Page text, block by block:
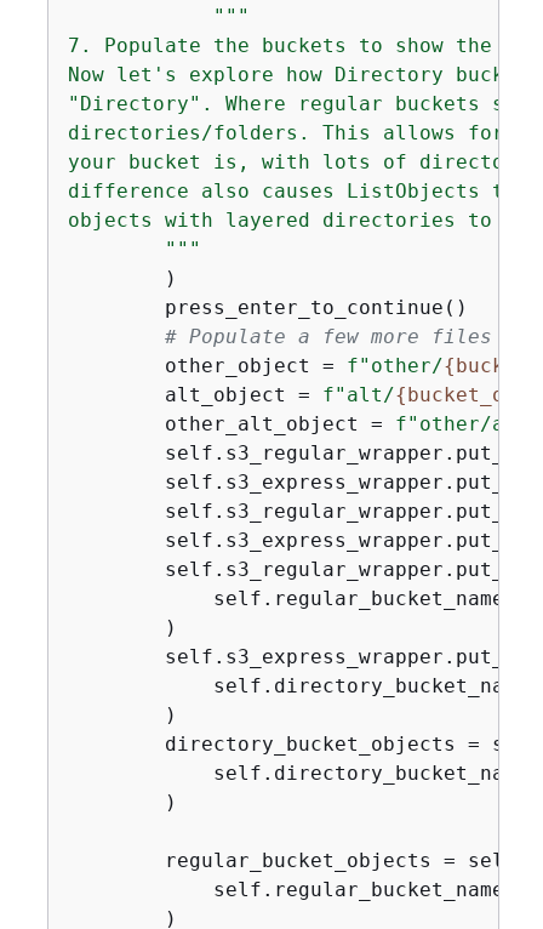
"""
7. Populate the buckets to show the
Now let's explore how Directory
"Directory". Where regular buckets
directories/folders. This allows for
your bucket is, with lots of
difference also causes ListObjects to
objects with layered directories to
        """
        )
        press_enter_to_continue()
# Populate a few more files in
        other_object =
f"other/{
        alt_object =
f"alt/{
        other_alt_object =
f"other/alt/
self.regular_bucket_name,
        )
        )
directory_bucket_objects =
            self.directory_bucket_name
        )
regular_bucket_objects =
            self.regular_bucket_name
        )